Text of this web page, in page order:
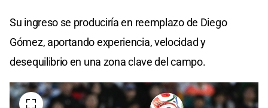
Su ingreso se produciría en reemplazo de Diego
Gómez, aportando experiencia, velocidad y
desequilibrio en una zona clave del campo.